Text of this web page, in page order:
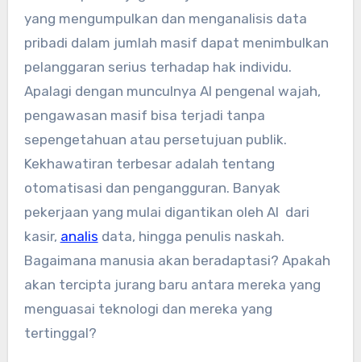
yang mengumpulkan dan menganalisis data
pribadi dalam jumlah masif dapat menimbulkan
pelanggaran serius terhadap hak individu.
Apalagi dengan munculnya AI pengenal wajah,
pengawasan masif bisa terjadi tanpa
sepengetahuan atau persetujuan publik.
Kekhawatiran terbesar adalah tentang
otomatisasi dan pengangguran. Banyak
pekerjaan yang mulai digantikan oleh AI dari
kasir, analis data, hingga penulis naskah.
Bagaimana manusia akan beradaptasi? Apakah
akan tercipta jurang baru antara mereka yang
menguasai teknologi dan mereka yang
tertinggal?